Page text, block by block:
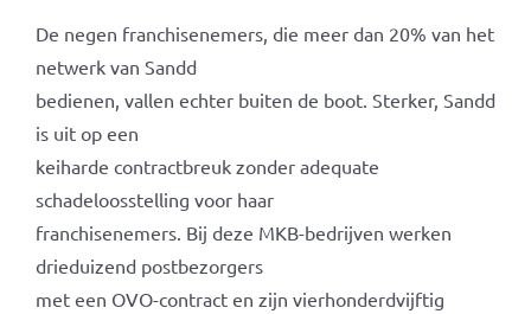
De negen franchisenemers, die meer dan 20% van het
netwerk van Sandd
bedienen, vallen echter buiten de boot. Sterker, Sandd
is uit op een
keiharde contractbreuk zonder adequate
schadeloosstelling voor haar
franchisenemers. Bij deze MKB-bedrijven werken
drieduizend postbezorgers
met een OVO-contract en zijn vierhonderdvijftig